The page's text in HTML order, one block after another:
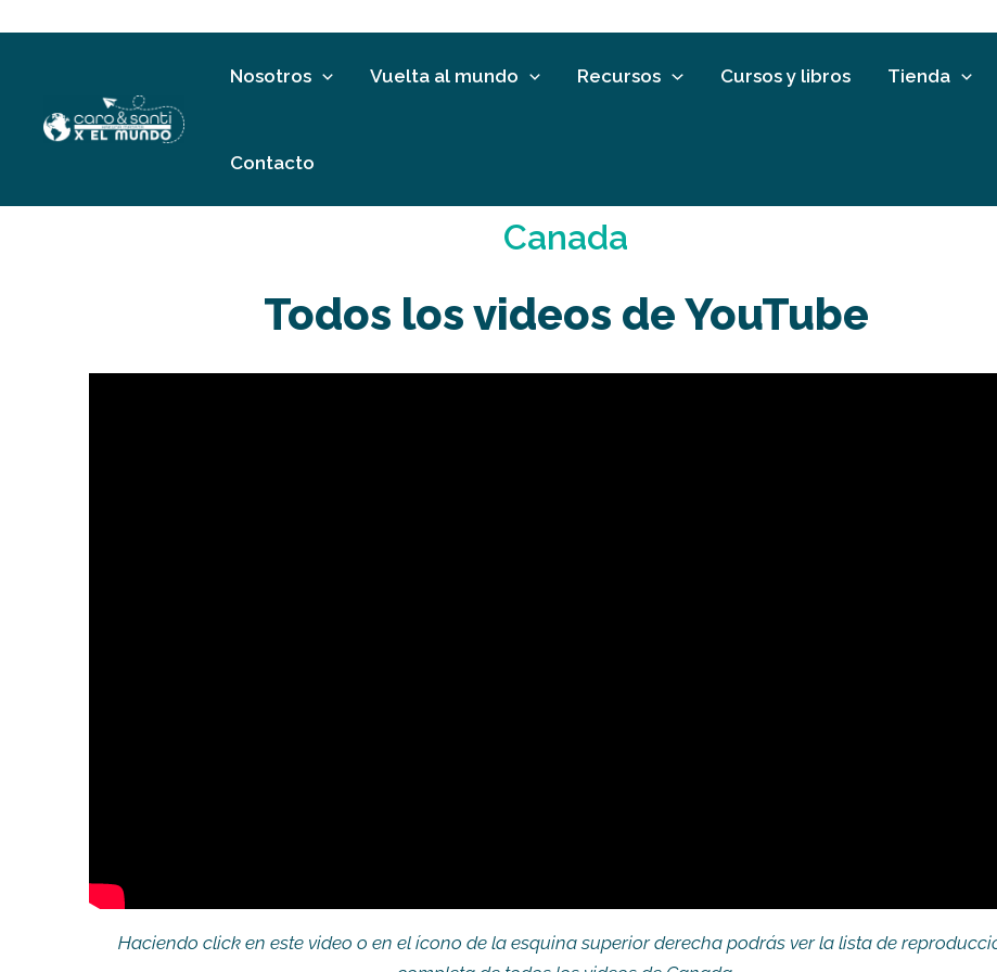
Nosotros Vuelta al mundo Recursos Cursos y libros Tienda
Contacto
Canada
Todos los videos de YouTube
Haciendo click en este video o en el ícono de la esquina superior derecha podrás ver la lista de